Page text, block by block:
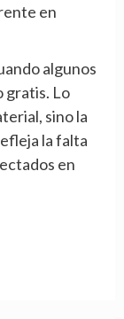
en
algunos
gratis. Lo
sino la
la falta
en